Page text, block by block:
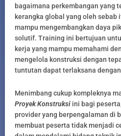
bagaimana perkembangan yang
kerangka global yang oleh
mampu mengembangkan daya
solutif. Training ini bertujuan
kerja yang mampu memahami
mengelola konstruksi dengan
tuntutan dapat terlaksana
Menimbang cukup kompleknya
Proyek Konstruksi ini bagi
provider yang berpengalaman di
membuat peserta tidak menjadi